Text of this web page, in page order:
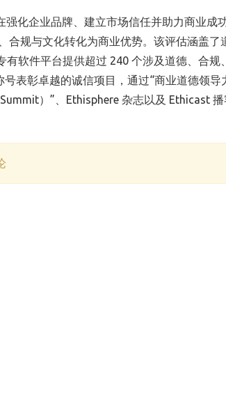
化企业品牌、建立市场信任并助力商业成功
合规与文化转化为商业优势。该评估涵盖了
软件平台提供超过 240 个涉及道德、合规
表彰卓越的诚信项目，通过“商业道德领导
）”、Ethisphere 杂志以及 Ethicast